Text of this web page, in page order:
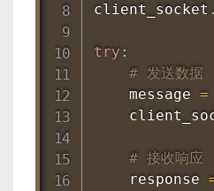
client_socket .
try :
# 发送数据
    message
=
# 接收响应
    response